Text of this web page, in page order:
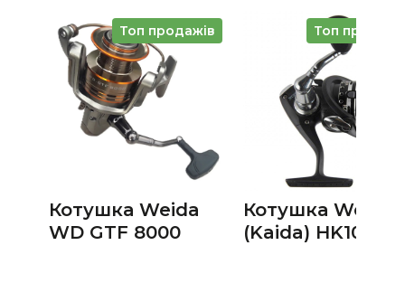
Топ продажів
Котушка Weida
WD GTF 8000
Топ
Котушка Weida
(Kaida) HK10A